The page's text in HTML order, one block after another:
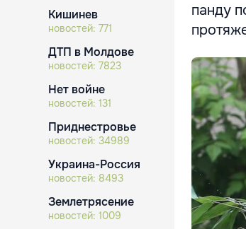
Кишинев
новостей: 771
ДТП в Молдове
новостей: 7823
Нет войне
новостей: 131
Приднестровье
новостей: 34989
Украина-Россия
новостей: 8493
Землетрясение
новостей: 1009
панду